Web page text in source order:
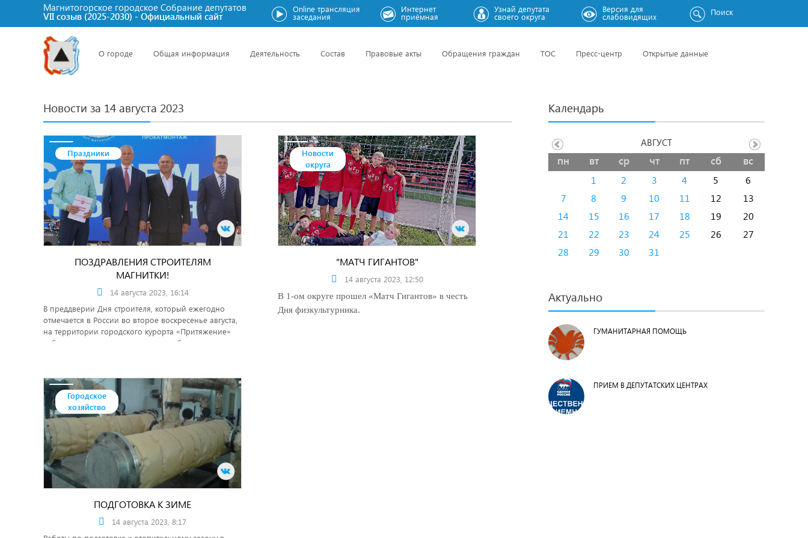
Магнитогорское городское Cобрание депутатов
VII созыв (2025-2030) - Официальный сайт
Online трансляция
заседания
Интернет
приёмная
Узнай депутата
своего округа
Версия для
слабовидящих Поиск
О городе Общая информация Деятельность Состав Правовые акты Обращения граждан ТОС Пресс-центр Открытые данные
Новости за 14 августа 2023
Праздники
ПОЗДРАВЛЕНИЯ СТРОИТЕЛЯМ
МАГНИТКИ!
14 августа 2023, 16:14
В преддверии Дня строителя, который ежегодно
отмечается в России во второе воскресенье августа,
на территории городского курорта «Притяжение»
собрались первые лица города, чтобы поздравить
Новости
округа
"МАТЧ ГИГАНТОВ"
14 августа 2023, 12:50
В 1-ом округе прошел «Матч Гигантов» в честь
Дня физкультурника.
Городское
хозяйство
ПОДГОТОВКА К ЗИМЕ
14 августа 2023, 8:17
Календарь
пн вт ср чт пт сб вс
1 2 3 4 5
6
7
8 9 10 11 12
13
14
15 16 17 18 19
20
21
22 23 24 25 26
27
28
29 30 31
АВГУСТ
Актуально
ГУМАНИТАРНАЯ ПОМОЩЬ
ПРИЕМ В ДЕПУТАТСКИХ ЦЕНТРАХ